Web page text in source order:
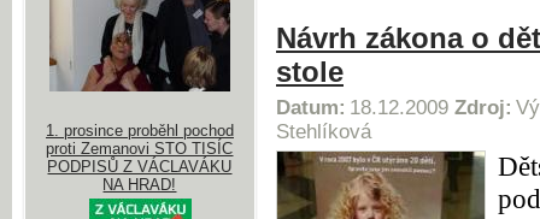
Návrh zákona o
stole
Datum: 18.12.2009 Zdroj:
Stehlíková
1. prosince proběhl pochod
proti Zemanovi STO TISÍC
PODPISŮ Z VÁCLAVÁKU
NA HRAD!